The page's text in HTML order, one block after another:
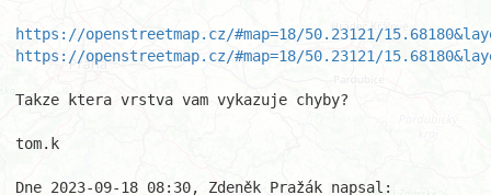
https://openstreetmap.cz/#map=18/50.23121/
https://openstreetmap.cz/#map=18/50.23121/
Takze ktera vrstva vam vykazuje chyby?
tom.k